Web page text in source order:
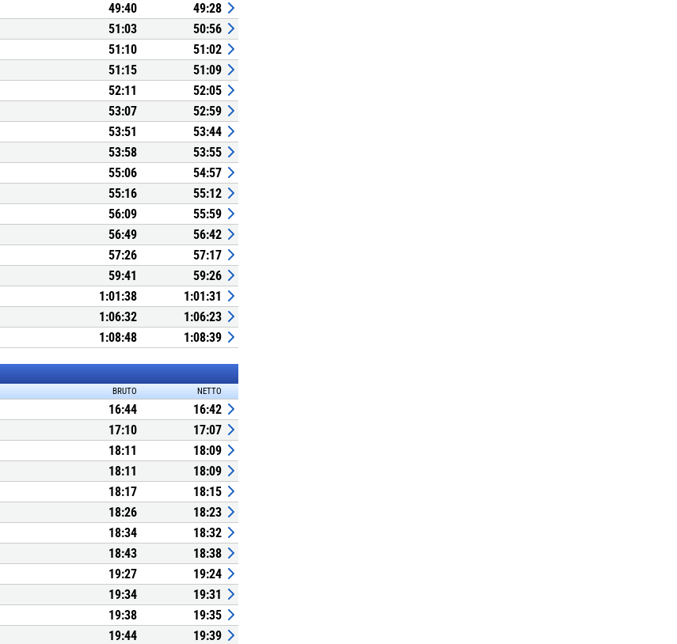
49:40
49:28
51:03
50:56
51:10
51:02
51:15
51:09
52:11
52:05
53:07
52:59
53:51
53:44
53:58
53:55
55:06
54:57
55:16
55:12
56:09
55:59
56:49
56:42
57:26
57:17
59:41
59:26
1:01:38
1:01:31
1:06:32
1:06:23
1:08:48 1:08:39
BRUTO NETTO
16:44
16:42
17:10
17:07
18:11
18:09
18:11
18:09
18:17
18:15
18:26
18:23
18:34
18:32
18:43
18:38
19:27
19:24
19:34
19:31
19:38
19:35
19:44
19:39